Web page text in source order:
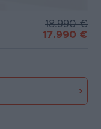
18.990 €
17.990 €